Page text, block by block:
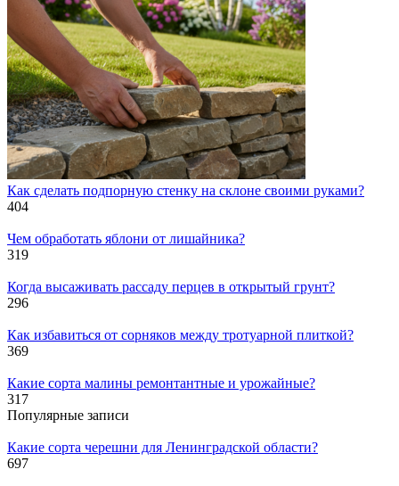
Как сделать подпорную стенку на склоне своими руками?
404
Чем обработать яблони от лишайника?
319
Когда высаживать рассаду перцев в открытый грунт?
296
Как избавиться от сорняков между тротуарной плиткой?
369
Какие сорта малины ремонтантные и урожайные?
317
Популярные записи
Какие сорта черешни для Ленинградской области?
697